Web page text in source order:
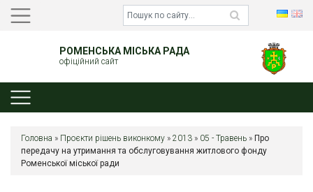
РОМЕНСЬКА МІСЬКА РАДА
офіційний сайт
Головна » Проєкти рішень виконкому » 2013 » 05 - Травень » Про
передачу на утримання та обслуговування житлового фонду
Роменської міської ради